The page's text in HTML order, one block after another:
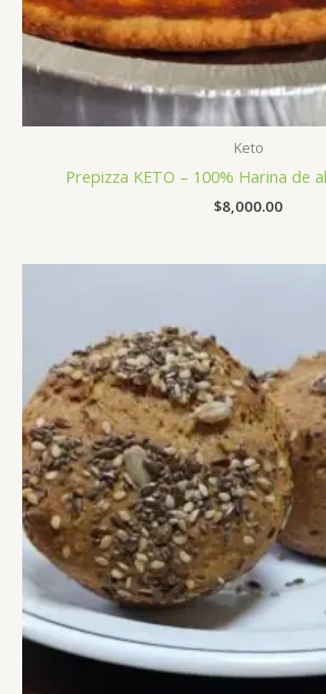
Keto
Prepizza KETO – 100% Harina de
$8,000.00